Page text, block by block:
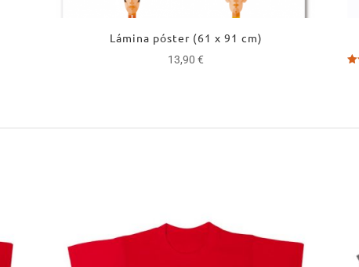
Lámina póster (61 x 91 cm)
13,90€